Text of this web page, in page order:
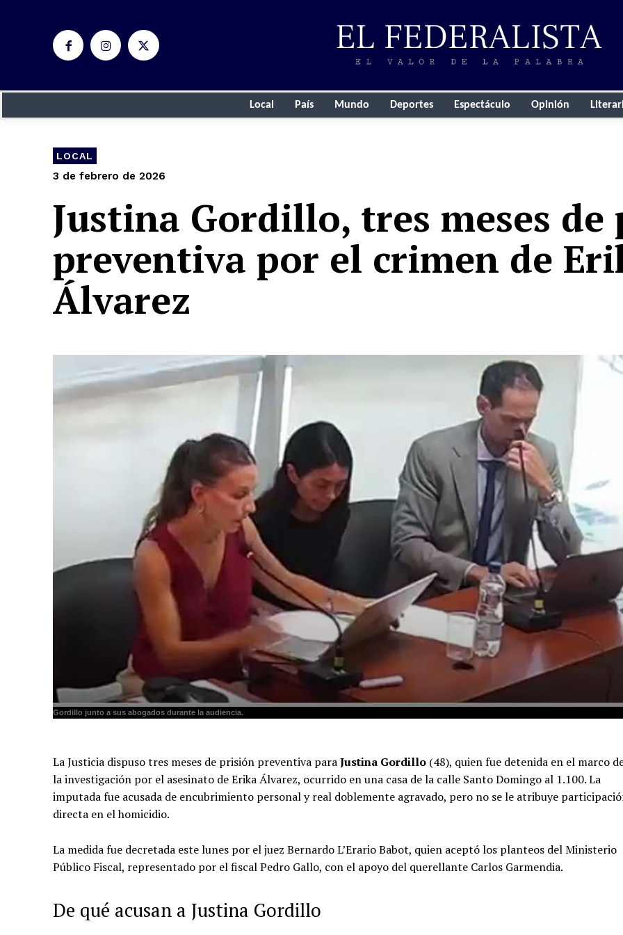
Local País Mundo Deportes Espectáculo Opinión
LOCAL
3 de febrero de 2026
Justina Gordillo, tres meses
preventiva por el crimen de
Álvarez
Gordillo junto a sus abogados durante la audiencia.
La Justicia dispuso tres meses de prisión preventiva paraJustina Gordillo (48), quien fue detenida en el marco
la investigación por el asesinato de Erika Álvarez, ocurrido en una casa de la calle Santo Domingo al 1.100. La
imputada fue acusada de encubrimiento personal y real doblemente agravado, pero no se le atribuye
directa en el homicidio.
La medida fue decretada este lunes por el juez Bernardo L’Erario Babot, quien aceptó los planteos del Ministerio
Público Fiscal, representado por el fiscal Pedro Gallo, con el apoyo del querellante Carlos Garmendia.
De qué acusan a Justina Gordillo